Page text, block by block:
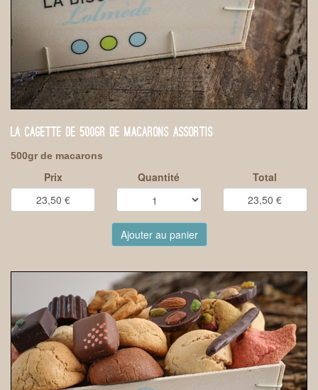
LA CAGETTE DE 500GR DE MACARONS ASSORTIS
500gr de macarons
Prix Quantité Total
Ajouter au panier